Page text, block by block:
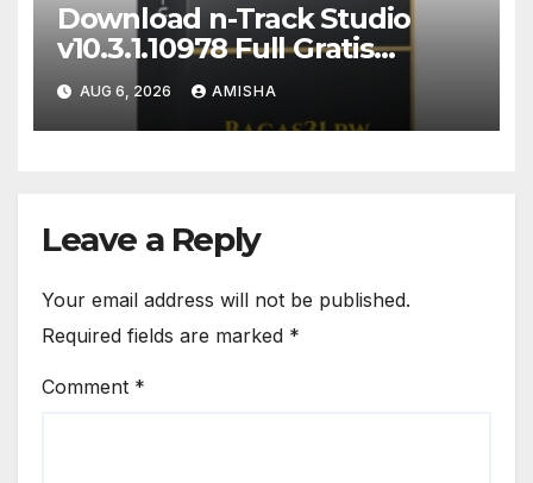
Download n-Track Studio
v10.3.1.10978 Full Gratis
Terbaru Version
AUG 6, 2026 AMISHA
Leave a Reply
Your email address will not be published.
Required fields are marked *
Comment *